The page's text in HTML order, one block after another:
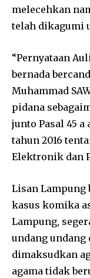
melecehkan
telah dikagumi
“Pernyataan
bernada
Muhammad
pidana
junto Pasal 45 a
tahun 2016
Elektronik dan
Lisan Lampung
kasus komika
Lampung,
undang undang
dimaksudkan
agama tidak